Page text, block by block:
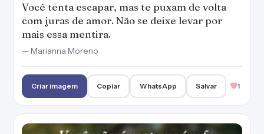
Você tenta escapar, mas te puxam de volta
com juras de amor. Não se deixe levar por
mais essa mentira.
— Marianna Moreno
Criar imagem Copiar WhatsApp Salvar 1